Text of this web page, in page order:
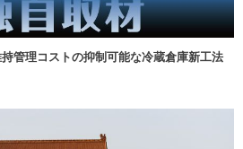
持管理コストの抑制可能な冷蔵倉庫新工法